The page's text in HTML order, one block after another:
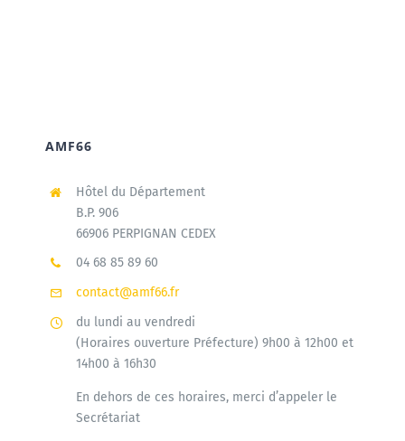
AMF66
Hôtel du Département
B.P. 906
66906 PERPIGNAN CEDEX
04 68 85 89 60
contact@amf66.fr
du lundi au vendredi
(Horaires ouverture Préfecture) 9h00 à 12h00 et
14h00 à 16h30
En dehors de ces horaires, merci d’appeler le
Secrétariat